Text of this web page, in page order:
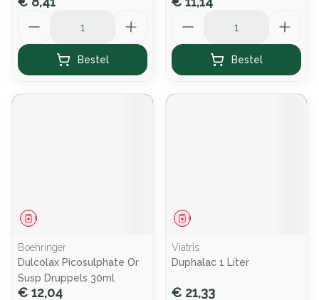
Bestel Bestel
Geneesmiddel
Boehringer
Dulcolax Picosulphate Or
Susp Druppels 30ml
€ 12,04
Geneesmiddel
Viatris
Duphalac 1 Liter
€ 21,33